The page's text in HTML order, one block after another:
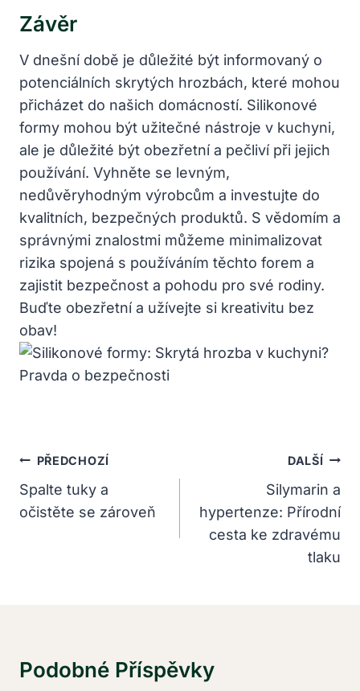
Závěr
V dnešní době je důležité být informovaný o
potenciálních skrytých hrozbách, které mohou
přicházet do našich domácností. Silikonové
formy mohou být užitečné nástroje v kuchyni,
ale je důležité být obezřetní a pečliví při jejich
používání. Vyhněte se levným,
nedůvěryhodným výrobcům a investujte do
kvalitních, bezpečných produktů. S vědomím a
správnými znalostmi můžeme minimalizovat
rizika spojená s používáním těchto forem a
zajistit bezpečnost a pohodu pro své rodiny.
Buďte obezřetní a užívejte si kreativitu bez
obav!
Navigace
Pro
Příspěvek
PŘEDCHOZÍ
Spalte tuky a
očistěte se zároveň
DALŠÍ
Silymarin a
hypertenze: Přírodní
cesta ke zdravému
tlaku
Podobné Příspěvky